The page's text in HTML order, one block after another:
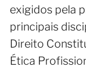
exigidos pela
principais
Direito
Ética